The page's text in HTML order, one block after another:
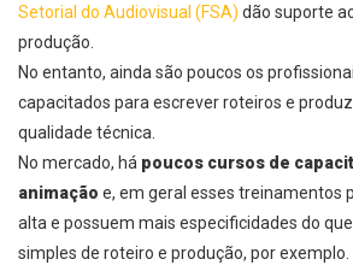
Setorial do Audiovisual (FSA) dão suporte
produção.
No entanto, ainda são poucos os
capacitados para escrever roteiros e
qualidade técnica.
No mercado, há poucos cursos de
animação e, em geral esses treinamentos
alta e possuem mais especificidades do
simples de roteiro e produção, por exemplo.